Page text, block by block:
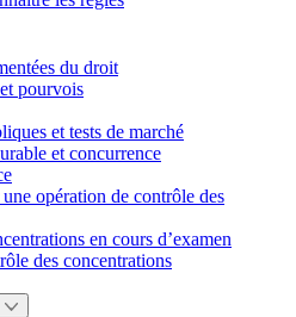
du droit
pourvois
et tests de marché
et concurrence
opération de contrôle des
en cours d’examen
des concentrations